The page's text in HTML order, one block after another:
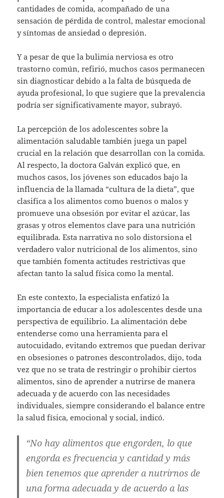
cantidades de comida, acompañado de una
sensación de pérdida de control, malestar emocional
y síntomas de ansiedad o depresión.
Y a pesar de que la bulimia nerviosa es otro
trastorno común, refirió, muchos casos permanecen
sin diagnosticar debido a la falta de búsqueda de
ayuda profesional, lo que sugiere que la prevalencia
podría ser significativamente mayor, subrayó.
La percepción de los adolescentes sobre la
alimentación saludable también juega un papel
crucial en la relación que desarrollan con la comida.
Al respecto, la doctora Galván explicó que, en
muchos casos, los jóvenes son educados bajo la
influencia de la llamada “cultura de la dieta”, que
clasifica a los alimentos como buenos o malos y
promueve una obsesión por evitar el azúcar, las
grasas y otros elementos clave para una nutrición
equilibrada. Esta narrativa no solo distorsiona el
verdadero valor nutricional de los alimentos, sino
que también fomenta actitudes restrictivas que
afectan tanto la salud física como la mental.
En este contexto, la especialista enfatizó la
importancia de educar a los adolescentes desde una
perspectiva de equilibrio. La alimentación debe
entenderse como una herramienta para el
autocuidado, evitando extremos que puedan derivar
en obsesiones o patrones descontrolados, dijo, toda
vez que no se trata de restringir o prohibir ciertos
alimentos, sino de aprender a nutrirse de manera
adecuada y de acuerdo con las necesidades
individuales, siempre considerando el balance entre
la salud física, emocional y social, indicó.
“No hay alimentos que engorden, lo que
engorda es frecuencia y cantidad y más
bien tenemos que aprender a nutrirnos de
una forma adecuada y de acuerdo a las